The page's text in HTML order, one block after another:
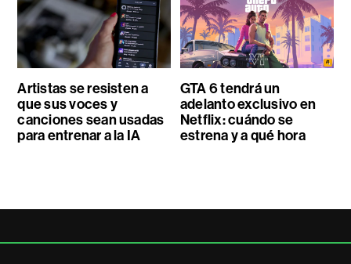
Artistas se resisten a
que sus voces y
canciones sean usadas
para entrenar a la IA
GTA 6 tendrá un
adelanto exclusivo en
Netflix: cuándo se
estrena y a qué hora